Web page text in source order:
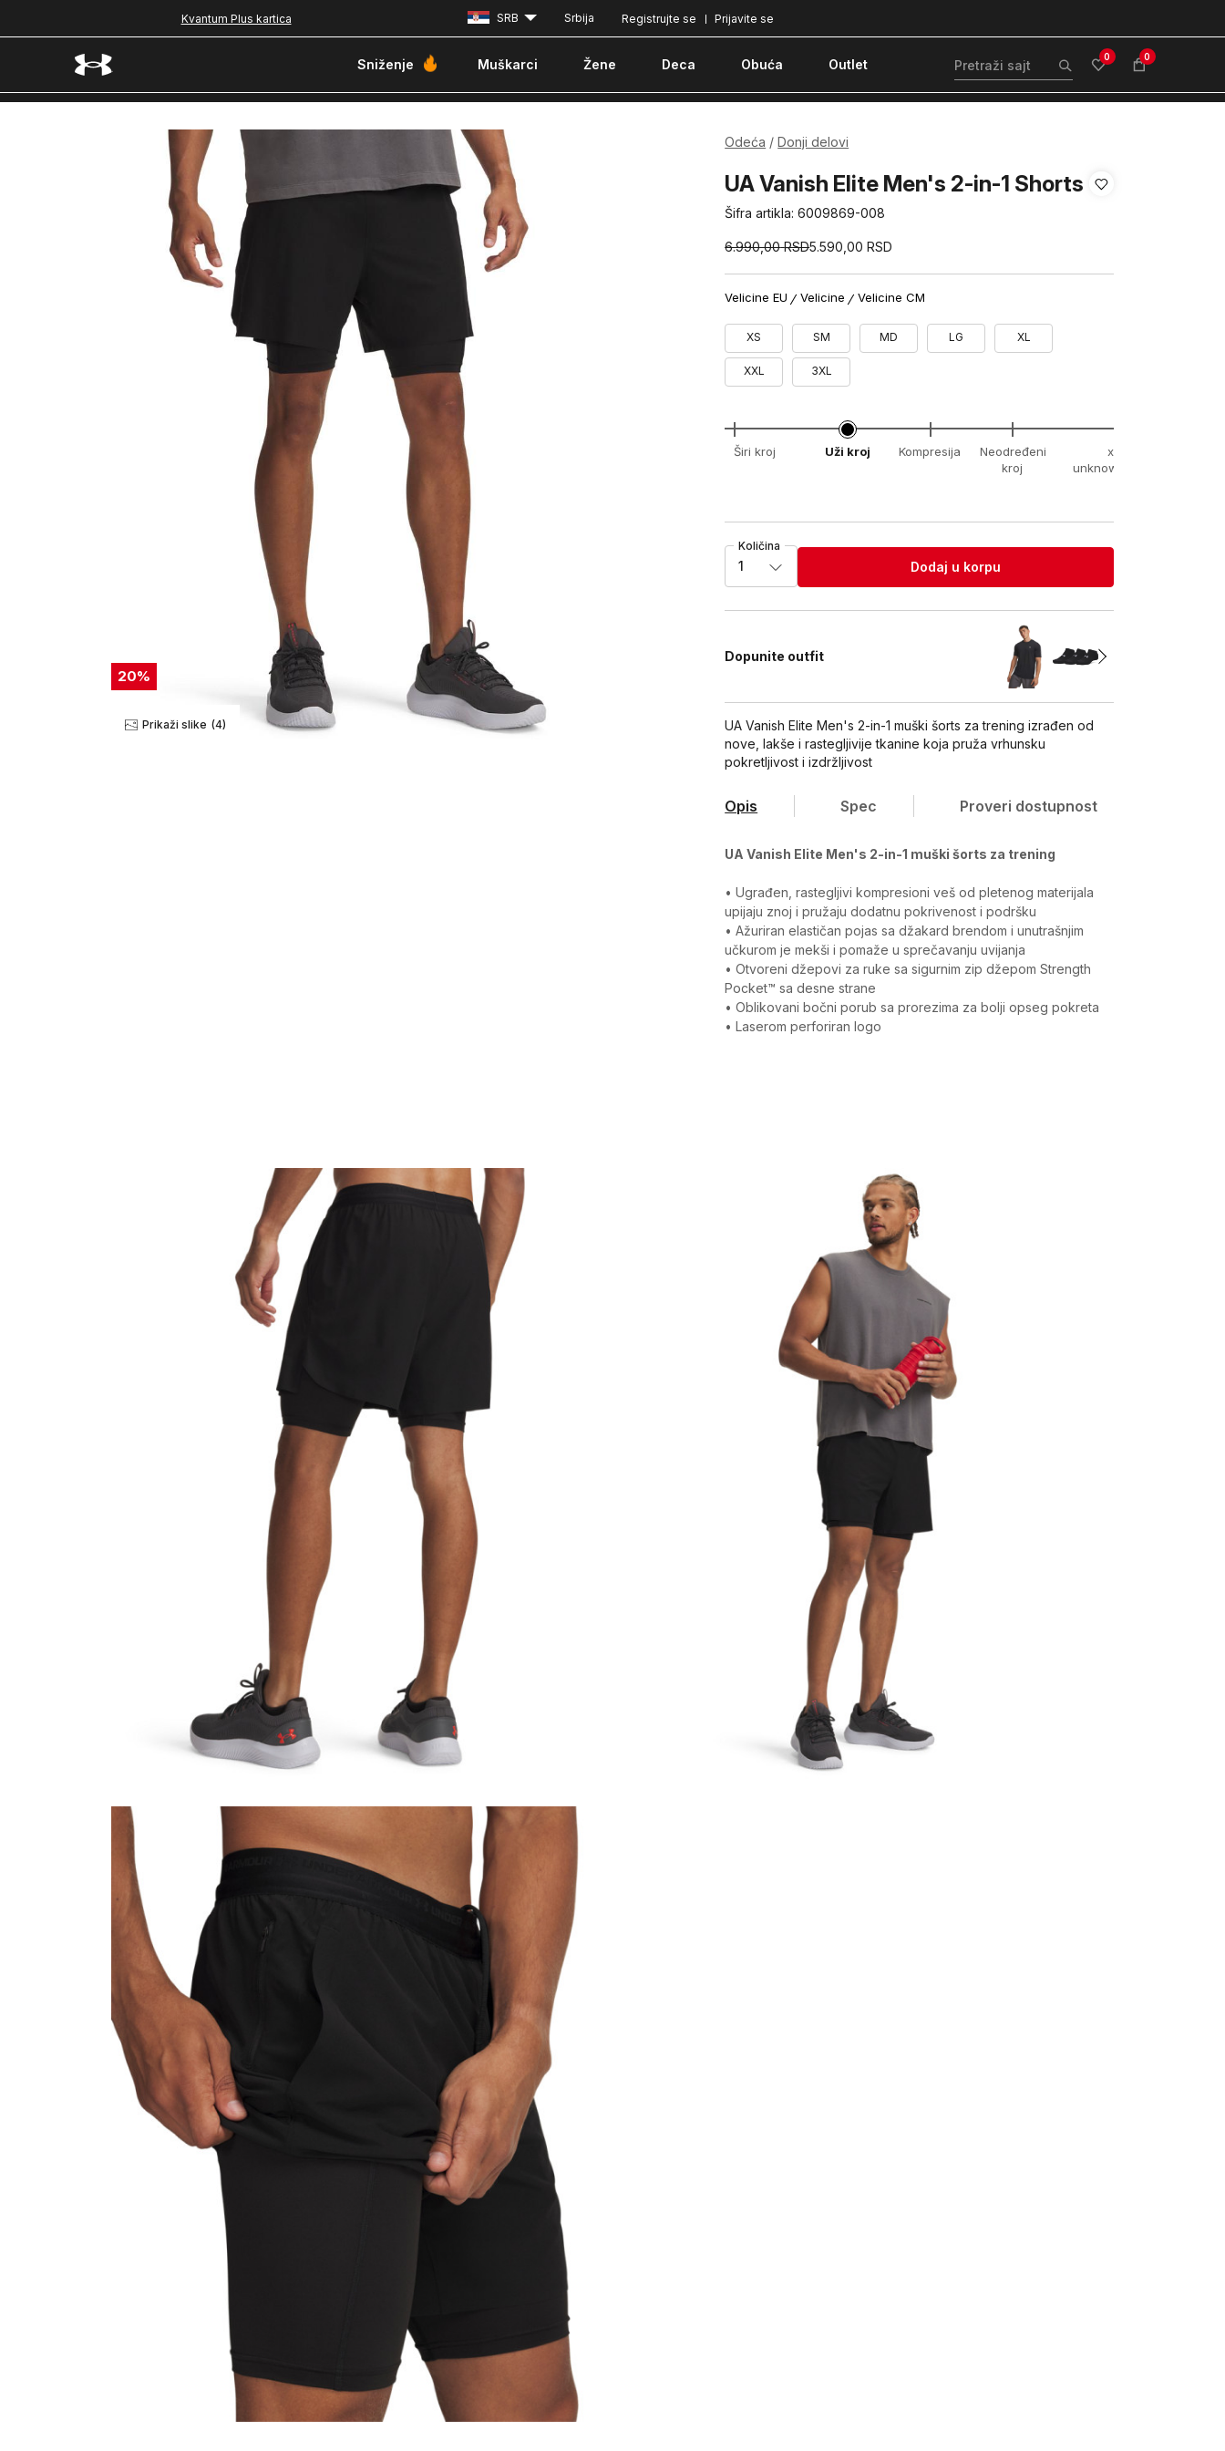
Kvantum Plus kartica Besplatna dostava za porudžbine iznad 6000 dinara Prijavite se
Registrujte se
SRB Srbija
Sniženje Muškarci Žene Deca Obuća Outlet 0 0
20%
Prikaži slike (4)
Odeća Donji delovi
UA Vanish Elite Men's 2-in-1 Shorts
Šifra artikla:6009869-008
6.990,00 RSD5.590,00RSD
Velicine EU Velicine Velicine CM
XS SM MD LG XL
XXL 3XL
Širi kroj Uži kroj Kompresija
Neodređeni
kroj
xx-
unknown
Količina
1 Dodaj u korpu
Dopunite outfit
UA Vanish Elite Men's 2-in-1 muški šorts za trening izrađen od
nove, lakše i rastegljivije tkanine koja pruža vrhunsku
pokretljivost i izdržljivost
Opis Spec Proveri dostupnost
UA Vanish Elite Men's 2-in-1 muški šorts za trening
• Ugrađen, rastegljivi kompresioni veš od pletenog materijala
upijaju znoj i pružaju dodatnu pokrivenost i podršku
• Ažuriran elastičan pojas sa džakard brendom i unutrašnjim
učkurom je mekši i pomaže u sprečavanju uvijanja
• Otvoreni džepovi za ruke sa sigurnim zip džepom Strength
Pocket™ sa desne strane
• Oblikovani bočni porub sa prorezima za bolji opseg pokreta
• Laserom perforiran logo
Bottoms, Uži kroj
Under Armour